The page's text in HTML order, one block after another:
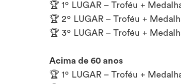
🏆 1º LUGAR – Troféu +
🏆 2º LUGAR – Troféu +
🏆 3º LUGAR – Troféu +
Acima de 60 anos
🏆 1º LUGAR – Troféu +